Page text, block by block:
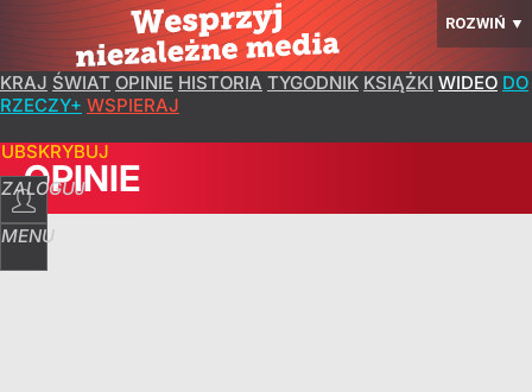
ROZWIŃ ▼
KRAJ ŚWIAT OPINIE HISTORIA TYGODNIK KSIĄŻKI WIDEO DO
RZECZY+ WSPIERAJ
ZALOGUJ
MENU
OPINIE